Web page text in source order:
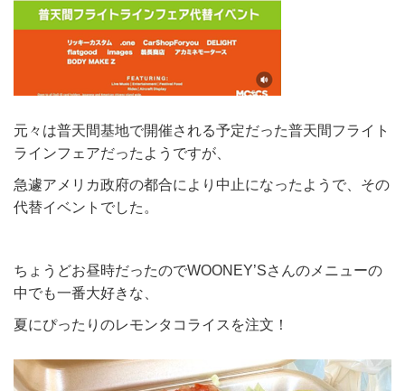
元々は普天間基地で開催される予定だった普天間フライト
ラインフェアだったようですが、
急遽アメリカ政府の都合により中止になったようで、その
代替イベントでした。
ちょうどお昼時だったのでWOONEY’Sさんのメニューの
中でも一番大好きな、
夏にぴったりのレモンタコライスを注文！